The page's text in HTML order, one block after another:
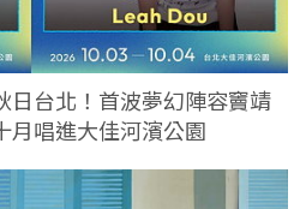
日台北！首波夢幻陣容竇靖
月唱進大佳河濱公園